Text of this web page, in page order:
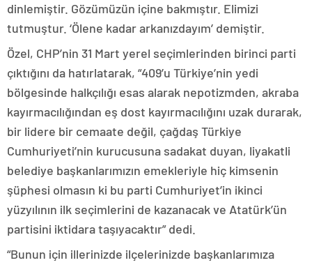
dinlemiştir. Gözümüzün içine bakmıştır. Elimizi
tutmuştur. ‘Ölene kadar arkanızdayım’ demiştir.
Özel, CHP’nin 31 Mart yerel seçimlerinden birinci parti
çıktığını da hatırlatarak, “409’u Türkiye’nin yedi
bölgesinde halkçılığı esas alarak nepotizmden, akraba
kayırmacılığından eş dost kayırmacılığını uzak durarak,
bir lidere bir cemaate değil, çağdaş Türkiye
Cumhuriyeti’nin kurucusuna sadakat duyan, liyakatli
belediye başkanlarımızın emekleriyle hiç kimsenin
şüphesi olmasın ki bu parti Cumhuriyet’in ikinci
yüzyılının ilk seçimlerini de kazanacak ve Atatürk’ün
partisini iktidara taşıyacaktır” dedi.
“Bunun için illerinizde ilçelerinizde başkanlarımıza